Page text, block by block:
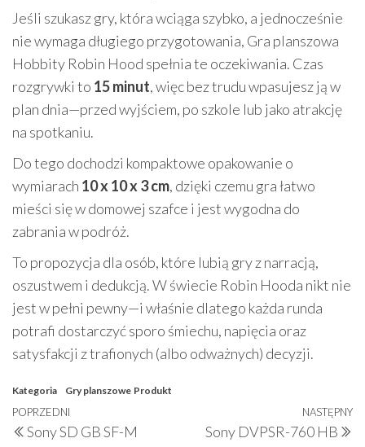
Jeśli szukasz gry, która wciąga szybko, a jednocześnie
nie wymaga długiego przygotowania, Gra planszowa
Hobbity Robin Hood spełnia te oczekiwania. Czas
rozgrywki to 15 minut, więc bez trudu wpasujesz ją w
plan dnia—przed wyjściem, po szkole lub jako atrakcję
na spotkaniu.
Do tego dochodzi kompaktowe opakowanie o
wymiarach 10 x 10 x 3 cm, dzięki czemu gra łatwo
mieści się w domowej szafce i jest wygodna do
zabrania w podróż.
To propozycja dla osób, które lubią gry z narracją,
oszustwem i dedukcją. W świecie Robin Hooda nikt nie
jest w pełni pewny—i właśnie dlatego każda runda
potrafi dostarczyć sporo śmiechu, napięcia oraz
satysfakcji z trafionych (albo odważnych) decyzji.
Kategoria Gry planszowe Produkt
Nawigacja
Poprzedni
wpis
POPRZEDNI
Sony SD GB SF-M
NASTĘPNY
Sony DVPSR-760 HB